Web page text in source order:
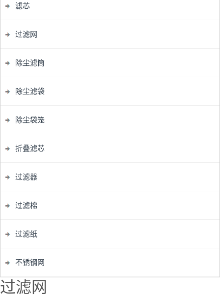
滤芯
过滤网
除尘滤筒
除尘滤袋
除尘袋笼
折叠滤芯
过滤器
过滤棉
过滤纸
不锈钢网
过滤网